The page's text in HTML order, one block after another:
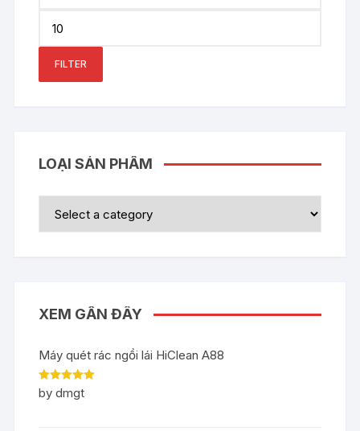
FILTER
LOẠI SẢN PHẨM
XEM GẦN ĐÂY
Máy quét rác ngồi lái HiClean A88
Rated5out
of 5
by dmgt